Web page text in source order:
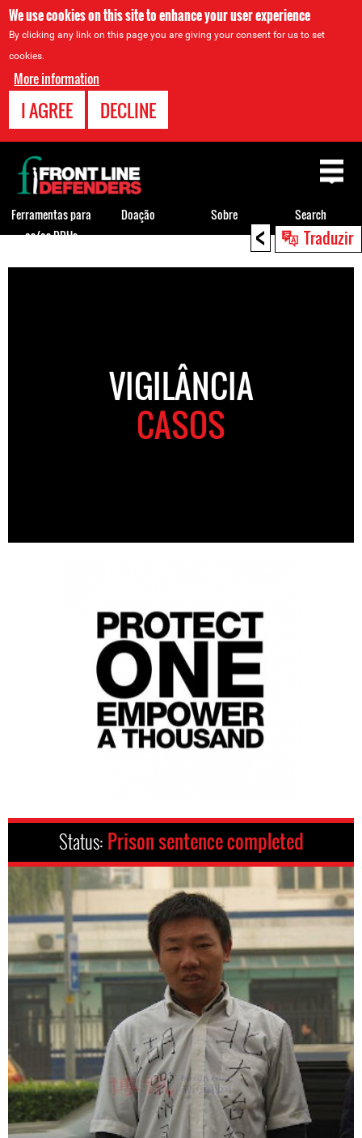
We use cookies on this site to enhance your user experience
By clicking any link on this page you are giving your consent for us to set
cookies.
More information
I AGREE DECLINE
< Traduzir
to
VIGILÂNCIA
CASOS
Status: Prison sentence completed
Back
to
top
Ferramentas para
os/as DDHs
Doação Sobre Search